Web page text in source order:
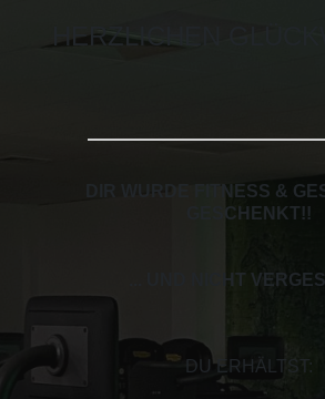
HERZLICHEN
DIR WURDE FITNESS &
GESCHENKT! !
... UND NICHT
DU ERHÄLTST: